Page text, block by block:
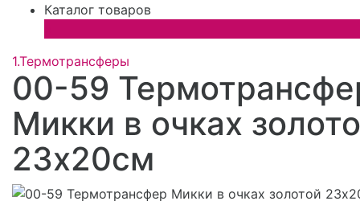
Каталог товаров
1.Термотрансферы
00-59
Микки в очках
23х20см